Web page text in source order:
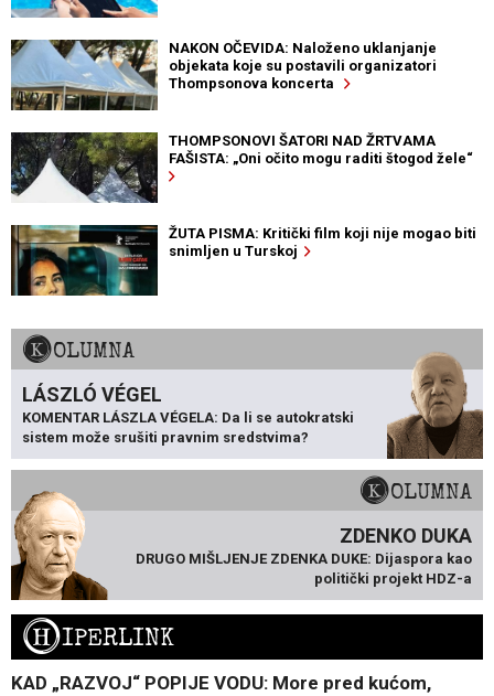
NAKON OČEVIDA: Naloženo uklanjanje
objekata koje su postavili organizatori
Thompsonova koncerta
THOMPSONOVI ŠATORI NAD ŽRTVAMA
FAŠISTA: „Oni očito mogu raditi štogod žele“
ŽUTA PISMA: Kritički film koji nije mogao biti
snimljen u Turskoj
KOLUMNA
LÁSZLÓ VÉGEL
KOMENTAR LÁSZLA VÉGELA: Da li se autokratski
sistem može srušiti pravnim sredstvima?
KOLUMNA
ZDENKO DUKA
DRUGO MIŠLJENJE ZDENKA DUKE: Dijaspora kao
politički projekt HDZ-a
HIPERLINK
KAD „RAZVOJ“ POPIJE VODU: More pred kućom,